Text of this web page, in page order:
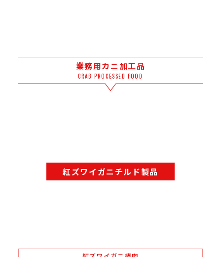
業務用カニ加工品
CRAB PROCESSED FOOD
紅ズワイガニチルド製品